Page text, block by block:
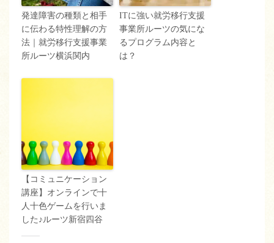
発達障害の種類と相手
に伝わる特性理解の方
法｜就労移行支援事業
所ルーツ横浜関内
ITに強い就労移行支援
事業所ルーツの気にな
るプログラム内容と
は？
【コミュニケーション
講座】オンラインで十
人十色ゲームを行いま
した♪ルーツ新宿四谷